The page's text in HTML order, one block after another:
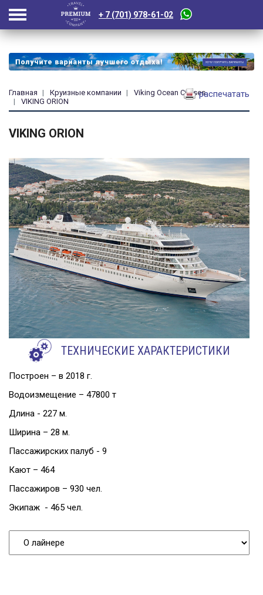
+ 7 (701) 978-61-02
Главная Круизные компании
Viking Ocean Cruises
VIKING ORION
распечатать
VIKING ORION
ТЕХНИЧЕСКИЕ ХАРАКТЕРИСТИКИ
Построен – в 2018 г.
Водоизмещение – 47800 т
Длина - 227 м.
Ширина – 28 м.
Пассажирских палуб - 9
Кают – 464
Пассажиров – 930 чел.
Экипаж - 465 чел.